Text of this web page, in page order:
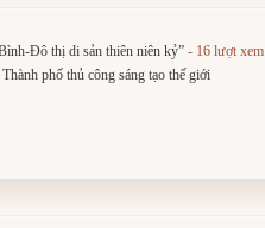
Đô thị di sản thiên niên kỷ” - 16 lượt xem
phố thủ công sáng tạo thế giới